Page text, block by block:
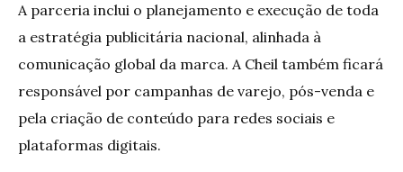
A parceria inclui o planejamento e execução de toda
a estratégia publicitária nacional, alinhada à
comunicação global da marca. A Cheil também ficará
responsável por campanhas de varejo, pós-venda e
pela criação de conteúdo para redes sociais e
plataformas digitais.